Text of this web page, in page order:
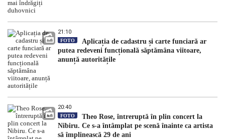
21:10
FOTO
Aplicația de cadastru și carte funciară ar
putea redeveni funcțională săptămâna viitoare,
anunță autoritățile
20:40
FOTO
Theo Rose, întreruptă în plin concert la
Nibiru. Ce s-a întâmplat pe scenă înainte ca artista
să împlinească 29 de ani